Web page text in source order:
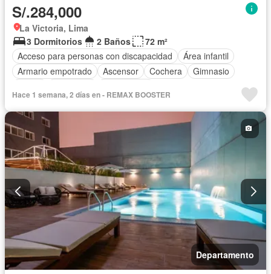
S/.284,000
La Victoria, Lima
3 Dormitorios
2 Baños
72 m²
Acceso para personas con discapacidad
Área infantil
Armario empotrado
Ascensor Cochera
Gimnasio
Hace 1 semana, 2 días en - REMAX BOOSTER
Departamento